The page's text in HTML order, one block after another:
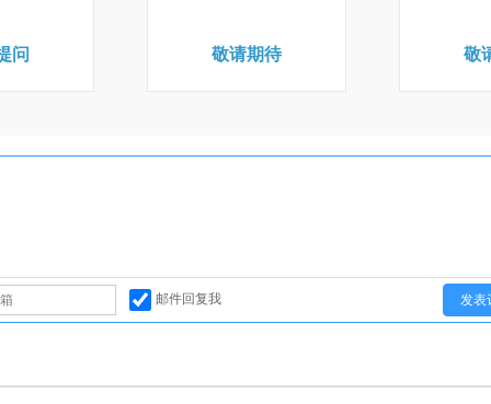
问 敬请期待 敬
邮件回复我 发表